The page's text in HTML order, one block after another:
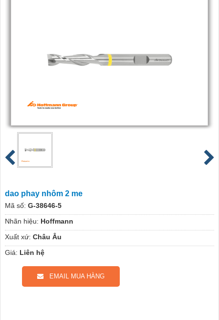
dao phay nhôm 2 me
Mã số: G-38646-5
Nhãn hiệu: Hoffmann
Xuất xứ: Châu Âu
Giá: Liên hệ
EMAIL MUA HÀNG